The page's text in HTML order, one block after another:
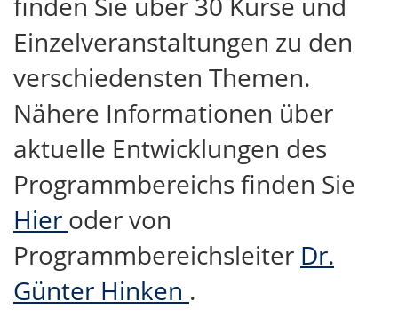
Einzelveranstaltungen zu den
verschiedensten Themen.
Nähere Informationen über
aktuelle Entwicklungen des
Programmbereichs finden Sie
Hier oder von
Programmbereichsleiter Dr.
Günter Hinken .